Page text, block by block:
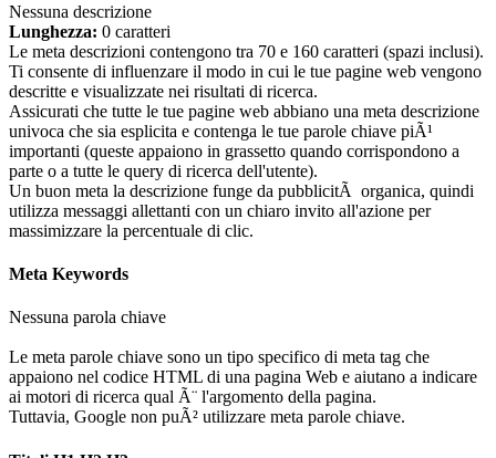
Nessuna descrizione
Lunghezza: 0 caratteri
Le meta descrizioni contengono tra 70 e 160 caratteri (spazi inclusi).
Ti consente di influenzare il modo in cui le tue pagine web vengono
descritte e visualizzate nei risultati di ricerca.
Assicurati che tutte le tue pagine web abbiano una meta descrizione
univoca che sia esplicita e contenga le tue parole chiave piÃ¹
importanti (queste appaiono in grassetto quando corrispondono a
parte o a tutte le query di ricerca dell'utente).
Un buon meta la descrizione funge da pubblicitÃ organica, quindi
utilizza messaggi allettanti con un chiaro invito all'azione per
massimizzare la percentuale di clic.
Meta Keywords
Nessuna parola chiave
Le meta parole chiave sono un tipo specifico di meta tag che
appaiono nel codice HTML di una pagina Web e aiutano a indicare
ai motori di ricerca qual Ã¨ l'argomento della pagina.
Tuttavia, Google non puÃ² utilizzare meta parole chiave.